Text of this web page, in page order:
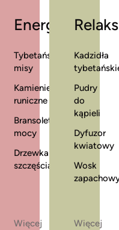
Energia
Tybetańskie
misy
Kamienie
runiczne
Bransoletki
mocy
Drzewka
szczęścia
Więcej
Relaks
Kadzidła
Pudry
do
kąpieli
Dyfuzor
kwiatowy
Wosk
Więcej